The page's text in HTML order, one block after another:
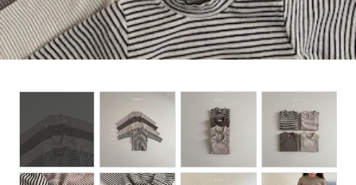
Set up / Salopette / One piece
Room wear
Hat / Cap